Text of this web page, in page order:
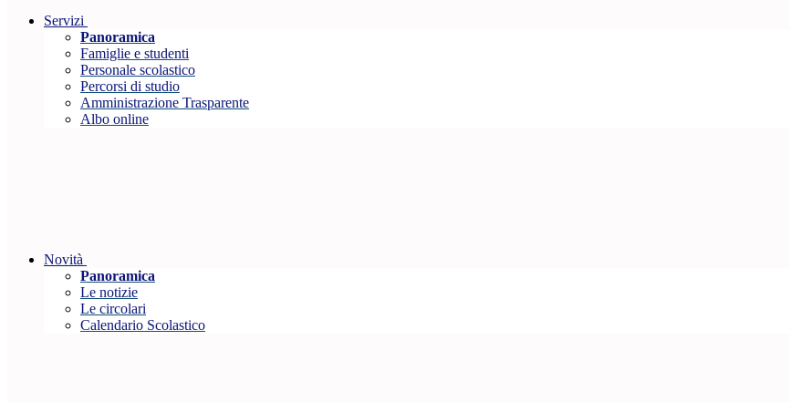
Servizi
Panoramica
Famiglie e studenti
Personale scolastico
Percorsi di studio
Amministrazione Trasparente
Albo online
Novità
Panoramica
Le notizie
Le circolari
Calendario Scolastico